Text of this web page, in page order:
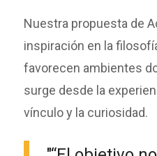
Nuestra propuesta de
inspiración en la
favorecen ambientes
surge desde la
vínculo y la curiosidad.